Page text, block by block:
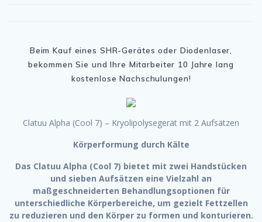
Beim Kauf eines SHR-Gerätes oder Diodenlaser,
bekommen Sie und Ihre Mitarbeiter 10 Jahre lang
kostenlose Nachschulungen!
Clatuu Alpha (Cool 7) – Kryolipolysegerät mit 2 Aufsätzen
Körperformung durch Kälte
Das Clatuu Alpha (Cool 7) bietet mit zwei Handstücken
und sieben Aufsätzen eine Vielzahl an
maßgeschneiderten Behandlungsoptionen für
unterschiedliche Körperbereiche, um gezielt Fettzellen
zu reduzieren und den Körper zu formen und konturieren.